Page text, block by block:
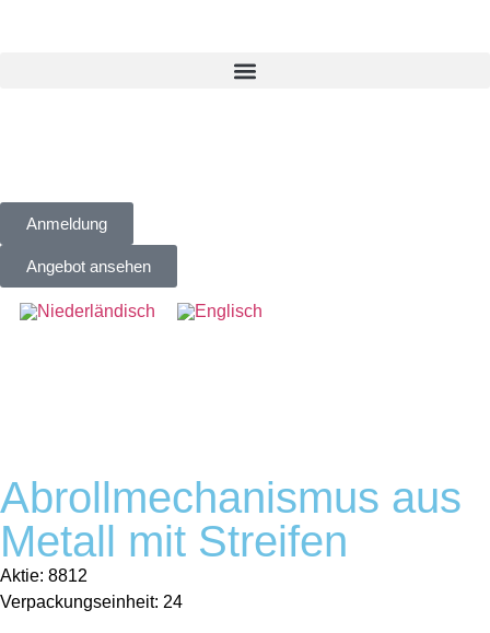
Anmeldung
Angebot ansehen
Abrollmechanismus aus
Metall mit Streifen
Aktie: 8812
Verpackungseinheit: 24